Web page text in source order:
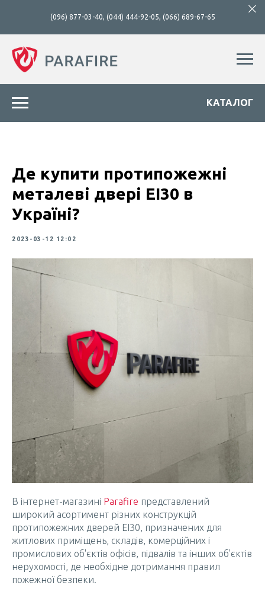
(096) 877-03-40, (044) 444-92-05, (066) 689-67-65
КАТАЛОГ
Де купити протипожежні
металеві двері ЕІ30 в
Україні?
2023-03-12 12:02
В інтернет-магазині Parafire представлений
широкий асортимент різних конструкцій
протипожежних дверей ЕІ30, призначених для
житлових приміщень, складів, комерційних і
промислових об'єктів офісів, підвалів та інших об'єктів
нерухомості, де необхідне дотримання правил
пожежної безпеки.